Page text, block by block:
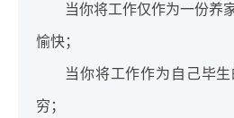
当你将工作仅作为一份养
愉快；
当你将工作作为自己毕
穷；